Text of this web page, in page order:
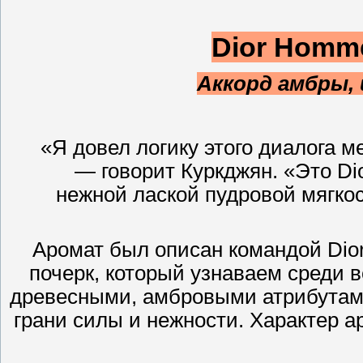
Dior
Аккорд амбры,
«Я довел логику этого диалога
— говорит Куркджян. «Это
нежной лаской пудровой
Аромат был описан командой
почерк, который узнаваем среди
древесными, амбровыми
грани силы и нежности. Характер